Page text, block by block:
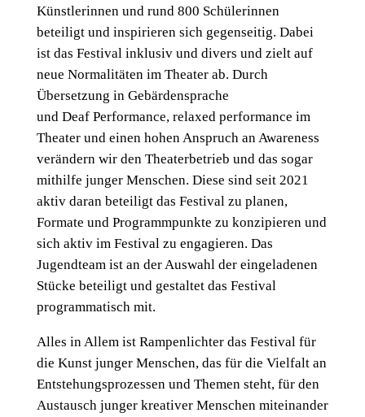
Künstlerinnen und rund 800 Schülerinnen
beteiligt und inspirieren sich gegenseitig. Dabei
ist das Festival inklusiv und divers und zielt auf
neue Normalitäten im Theater ab. Durch
Übersetzung in Gebärdensprache
und Deaf Performance, relaxed performance im
Theater und einen hohen Anspruch an Awareness
verändern wir den Theaterbetrieb und das sogar
mithilfe junger Menschen. Diese sind seit 2021
aktiv daran beteiligt das Festival zu planen,
Formate und Programmpunkte zu konzipieren und
sich aktiv im Festival zu engagieren. Das
Jugendteam ist an der Auswahl der eingeladenen
Stücke beteiligt und gestaltet das Festival
programmatisch mit.
Alles in Allem ist Rampenlichter das Festival für
die Kunst junger Menschen, das für die Vielfalt an
Entstehungsprozessen und Themen steht, für den
Austausch junger kreativer Menschen miteinander